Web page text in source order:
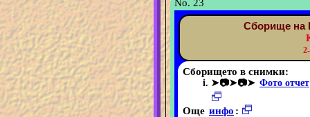
No. 23
Сборище на
Сборището в снимки:
➤📷➤📷➤ Фото отчет
Още инфо :